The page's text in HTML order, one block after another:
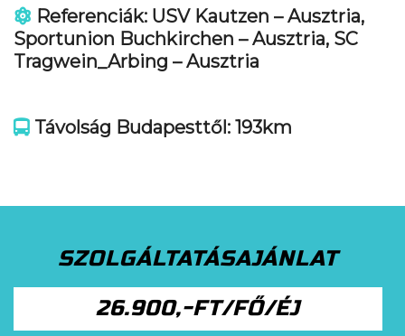
Referenciák: USV Kautzen – Ausztria,
Sportunion Buchkirchen – Ausztria, SC
Tragwein_Arbing – Ausztria
Távolság Budapesttől: 193km
SZOLGÁLTATÁSAJÁNLAT
26.900,-FT/FŐ/ÉJ